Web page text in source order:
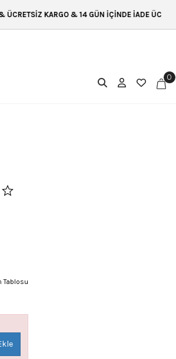
14 GÜN İÇİNDE İADE ÜCRETSİZ KARGO & 14
0
Tablosu